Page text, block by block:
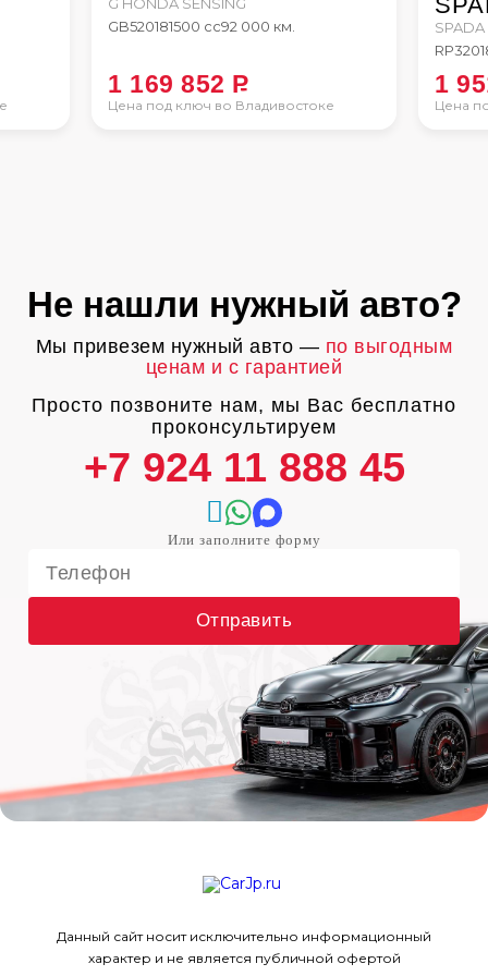
GB520181500 сс92 000 км.
Цена под ключ во Владивостоке
1 169 852 P
RP3
Цена
1
Не нашли нужный авто?
Мы привезем нужный авто — по выгодным
ценам и с гарантией
Просто позвоните нам, мы Вас бесплатно
проконсультируем
+7 924 11 888 45
Отправить
Данный сайт носит исключительно информационный
характер и не является публичной офертой